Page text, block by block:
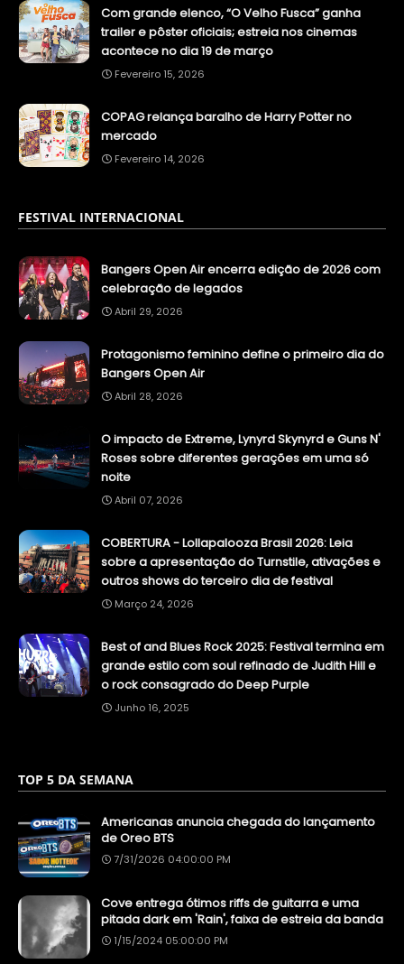
Com grande elenco, “O Velho Fusca” ganha
trailer e pôster oficiais; estreia nos cinemas
acontece no dia 19 de março
Fevereiro 15, 2026
COPAG relança baralho de Harry Potter no
mercado
Fevereiro 14, 2026
FESTIVAL INTERNACIONAL
Bangers Open Air encerra edição de 2026 com
celebração de legados
Abril 29, 2026
Protagonismo feminino define o primeiro dia do
Bangers Open Air
Abril 28, 2026
O impacto de Extreme, Lynyrd Skynyrd e Guns N'
Roses sobre diferentes gerações em uma só
noite
Abril 07, 2026
COBERTURA - Lollapalooza Brasil 2026: Leia
sobre a apresentação do Turnstile, ativações e
outros shows do terceiro dia de festival
Março 24, 2026
Best of and Blues Rock 2025: Festival termina em
grande estilo com soul refinado de Judith Hill e
o rock consagrado do Deep Purple
Junho 16, 2025
TOP 5 DA SEMANA
Americanas anuncia chegada do lançamento
de Oreo BTS
7/31/2026 04:00:00 PM
Cove entrega ótimos riffs de guitarra e uma
pitada dark em 'Rain', faixa de estreia da banda
1/15/2024 05:00:00 PM